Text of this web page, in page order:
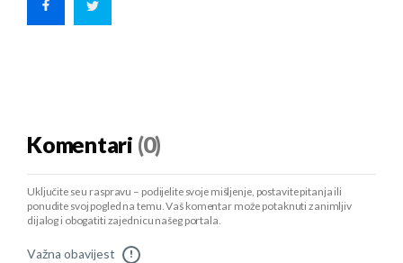
Komentari (0)
Uključite se u raspravu – podijelite svoje mišljenje, postavite pitanja ili
ponudite svoj pogled na temu. Vaš komentar može potaknuti zanimljiv
dijalog i obogatiti zajednicu našeg portala.
Važna obavijest !